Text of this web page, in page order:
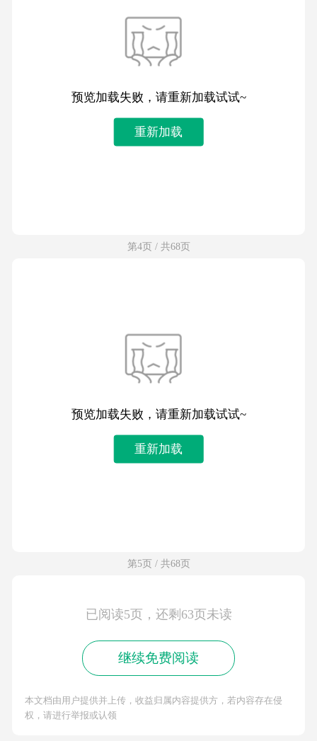
预览加载失败，请重新加载试试~
重新加载
第4页 / 共68页
预览加载失败，请重新加载试试~
重新加载
第5页 / 共68页
已阅读5页，还剩63页未读
继续免费阅读
本文档由用户提供并上传，收益归属内容提供方，若内容存在侵
权，请进行举报或认领